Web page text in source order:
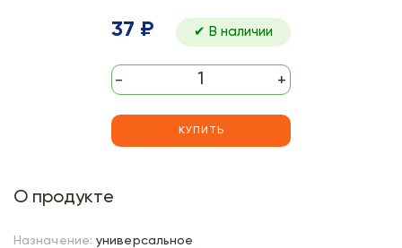
37 ₽ ✔ В наличии
- +
КУПИТЬ
О продукте
Назначение: универсальное